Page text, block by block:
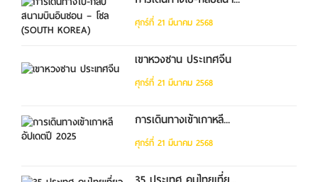
ศุกร์ที่ 21 มีนาคม 2568
เขาหวงซาน ประเทศจีน
ศุกร์ที่ 21 มีนาคม 2568
การเดินทางเข้าเกาหลี...
ศุกร์ที่ 21 มีนาคม 2568